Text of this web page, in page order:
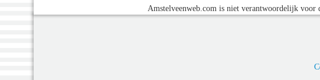
Amstelveenweb.com is niet verantwoordelijk voor